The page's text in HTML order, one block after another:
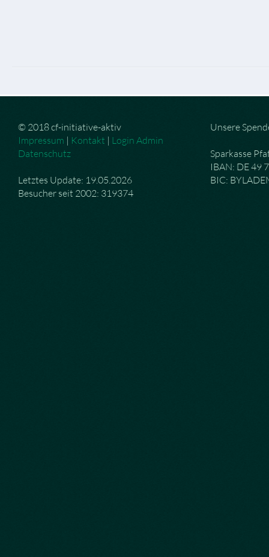
© 2018 cf-initiative-aktiv
Impressum | Kontakt | Login Admin
Datenschutz
Letztes Update: 19.05.2026
Besucher seit 2002: 319374
Unsere
Sparkasse
IBAN: DE 49
BIC: